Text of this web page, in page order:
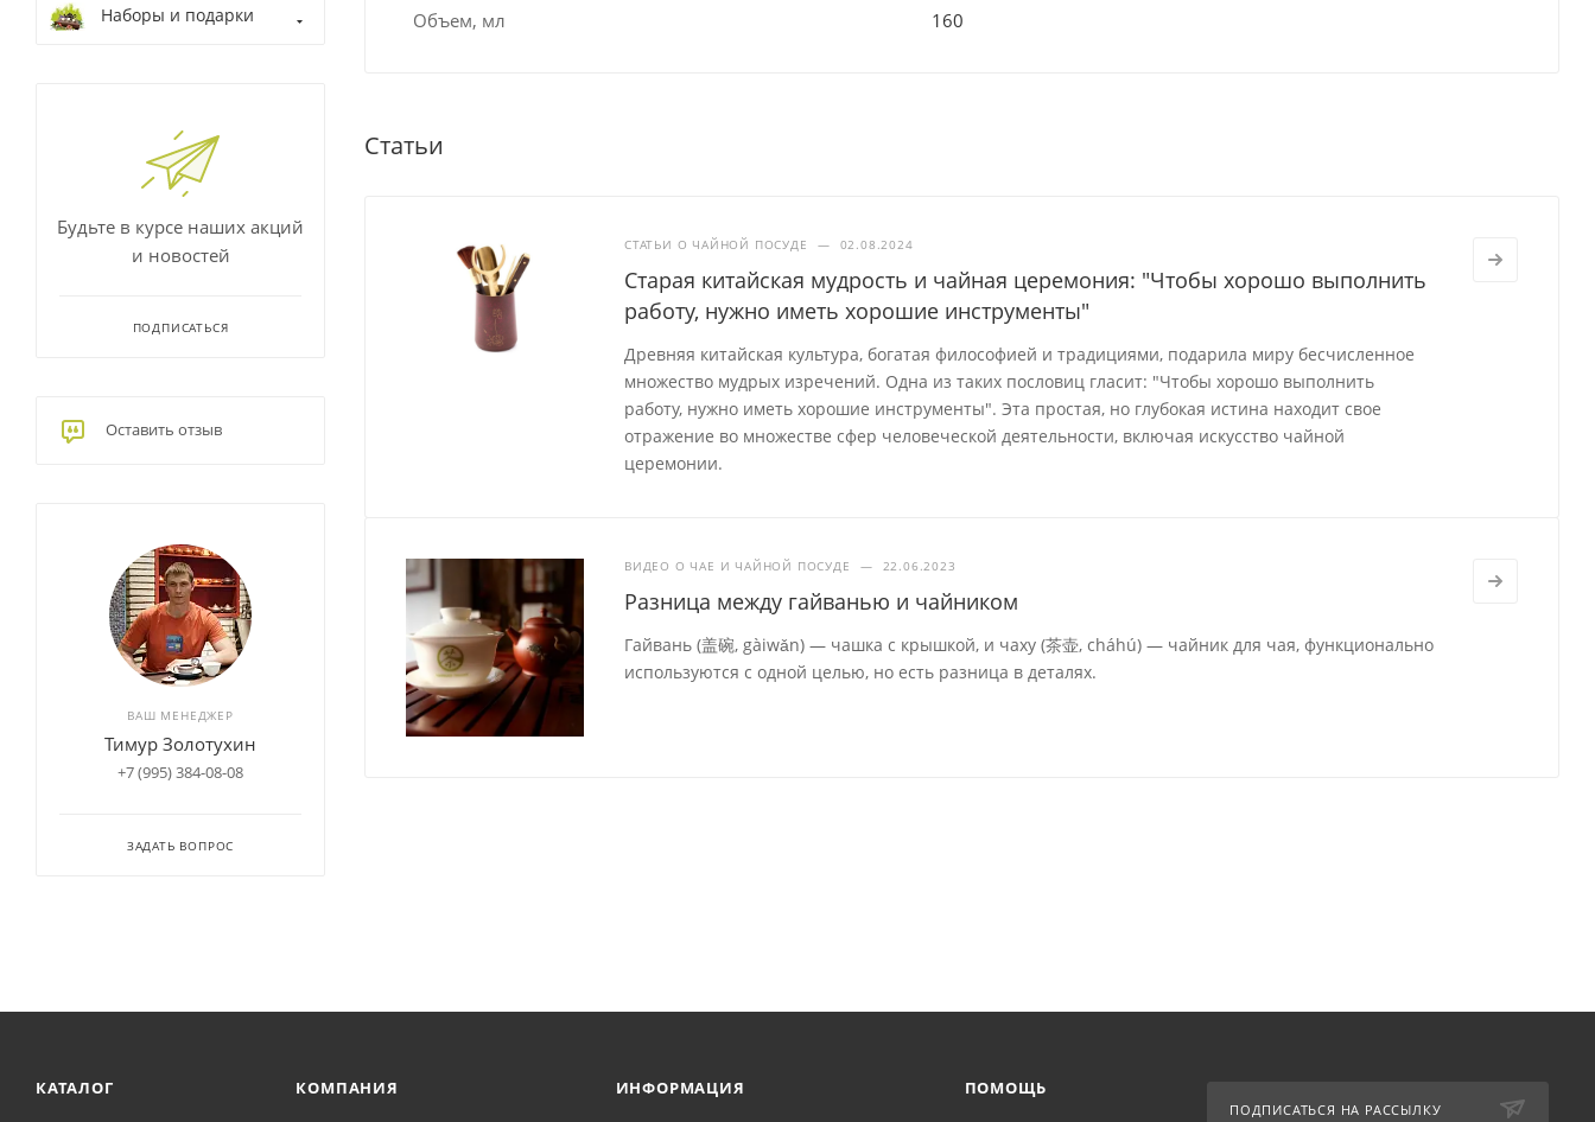
Объем, мл
160
Статьи
СТАТЬИ О ЧАЙНОЙ ПОСУДЕ — 02.08.2024
Старая китайская мудрость и чайная церемония: "Чтобы хорошо выполнить
работу, нужно иметь хорошие инструменты"
Древняя китайская культура, богатая философией и традициями, подарила миру бесчисленное
множество мудрых изречений. Одна из таких пословиц гласит: "Чтобы хорошо выполнить
работу, нужно иметь хорошие инструменты". Эта простая, но глубокая истина находит свое
отражение во множестве сфер человеческой деятельности, включая искусство чайной
церемонии.
ВИДЕО О ЧАЕ И ЧАЙНОЙ ПОСУДЕ — 22.06.2023
Разница между гайванью и чайником
Гайвань (盖碗, gàiwǎn) — чашка с крышкой, и чаху (茶壶, cháhú) — чайник для чая, функционально
используются с одной целью, но есть разница в деталях.
Наборы и подарки
Будьте в курсе наших акций
и новостей
ПОДПИСАТЬСЯ
Оставить отзыв
ВАШ МЕНЕДЖЕР
Тимур Золотухин
+7 (995) 384-08-08
ЗАДАТЬ ВОПРОС
КАТАЛОГ КОМПАНИЯ ИНФОРМАЦИЯ ПОМОЩЬ
ПОДПИСАТЬСЯ НА РАССЫЛКУ